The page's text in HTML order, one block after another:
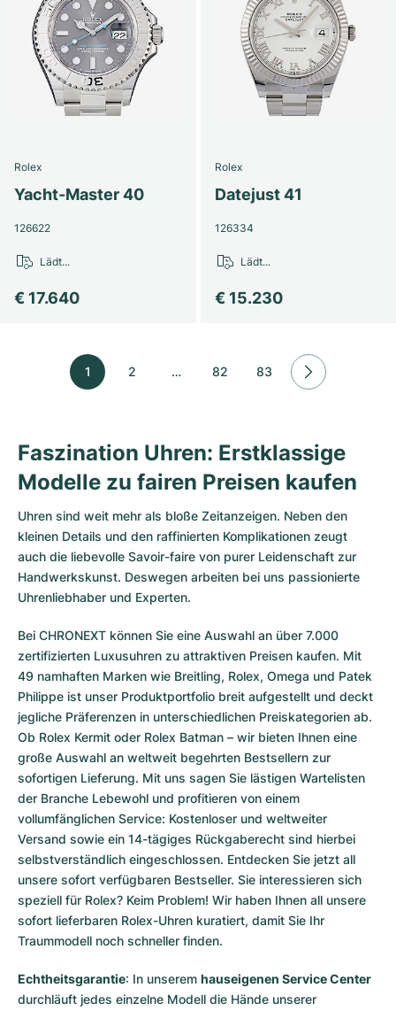
Rolex
Yacht-Master 40
126622
€ 17.640
Lädt...
Rolex
Datejust 41
126334
€ 15.230
Lädt...
1 2 … 82 83
Faszination Uhren: Erstklassige
Modelle zu fairen Preisen kaufen
Uhren sind weit mehr als bloße Zeitanzeigen. Neben den
kleinen Details und den raffinierten Komplikationen zeugt
auch die liebevolle Savoir-faire von purer Leidenschaft zur
Handwerkskunst. Deswegen arbeiten bei uns passionierte
Uhrenliebhaber und Experten.
Bei CHRONEXT können Sie eine Auswahl an über 7.000
zertifizierten Luxusuhren zu attraktiven Preisen kaufen. Mit
49 namhaften Marken wie Breitling, Rolex, Omega und Patek
Philippe ist unser Produktportfolio breit aufgestellt und deckt
jegliche Präferenzen in unterschiedlichen Preiskategorien ab.
Ob Rolex Kermit oder Rolex Batman – wir bieten Ihnen eine
große Auswahl an weltweit begehrten Bestsellern zur
sofortigen Lieferung. Mit uns sagen Sie lästigen Wartelisten
der Branche Lebewohl und profitieren von einem
vollumfänglichen Service: Kostenloser und weltweiter
Versand sowie ein 14-tägiges Rückgaberecht sind hierbei
selbstverständlich eingeschlossen. Entdecken Sie jetzt all
unsere sofort verfügbaren Bestseller. Sie interessieren sich
speziell für Rolex? Keim Problem! Wir haben Ihnen all unsere
sofort lieferbaren Rolex-Uhren kuratiert, damit Sie Ihr
Traummodell noch schneller finden.
Echtheitsgarantie: In unserem hauseigenen Service Center
durchläuft jedes einzelne Modell die Hände unserer